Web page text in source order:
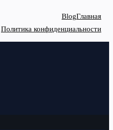
BlogГлавная
Политика конфиденциальности